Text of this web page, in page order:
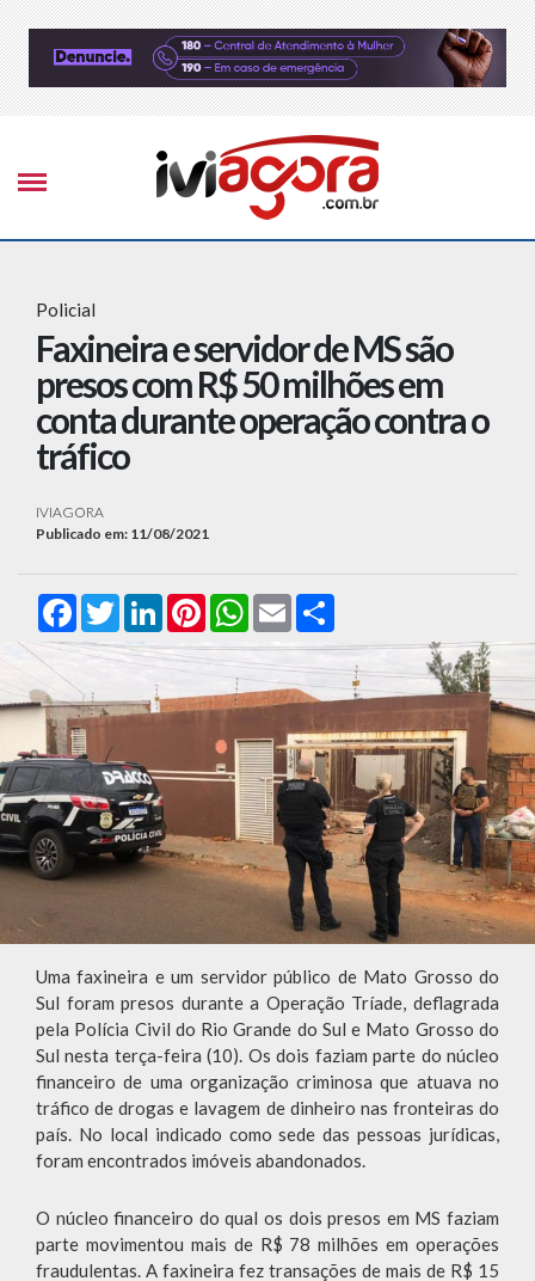
Policial
Faxineira e servidor de MS são
presos com R$ 50 milhões em
conta durante operação contra o
tráfico
IVIAGORA
Publicado em: 11/08/2021
FacebookTwitterLinkedInPinterestWhatsApp
Email
Uma faxineira e um servidor público de Mato Grosso do
Sul foram presos durante a Operação Tríade, deflagrada
pela Polícia Civil do Rio Grande do Sul e Mato Grosso do
Sul nesta terça-feira (10). Os dois faziam parte do núcleo
financeiro de uma organização criminosa que atuava no
tráfico de drogas e lavagem de dinheiro nas fronteiras do
país. No local indicado como sede das pessoas jurídicas,
foram encontrados imóveis abandonados.
O núcleo financeiro do qual os dois presos em MS faziam
parte movimentou mais de R$ 78 milhões em operações
fraudulentas. A faxineira fez transações de mais de R$ 15